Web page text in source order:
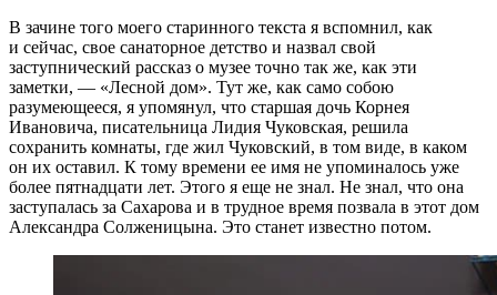
В зачине того моего старинного текста я вспомнил, как
и сейчас, свое санаторное детство и назвал свой
заступнический рассказ о музее точно так же, как эти
заметки, — «Лесной дом». Тут же, как само собою
разумеющееся, я упомянул, что старшая дочь Корнея
Ивановича, писательница Лидия Чуковская, решила
сохранить комнаты, где жил Чуковский, в том виде, в каком
он их оставил. К тому времени ее имя не упоминалось уже
более пятнадцати лет. Этого я еще не знал. Не знал, что она
заступалась за Сахарова и в трудное время позвала в этот дом
Александра Солженицына. Это станет известно потом.